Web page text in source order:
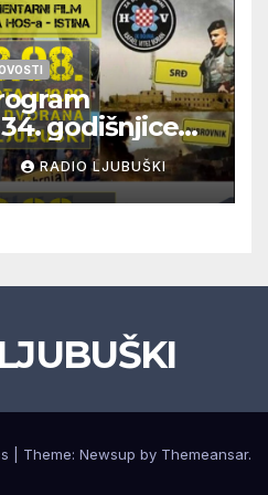
godišnjice
Blaža
a
RADIO LJUBUŠKI
Theme: Newsup by Themeansar.